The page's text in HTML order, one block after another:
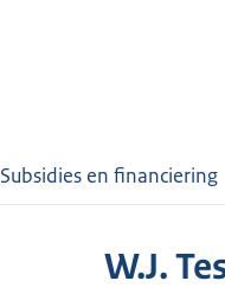
Subsidies en financiering
W.J.